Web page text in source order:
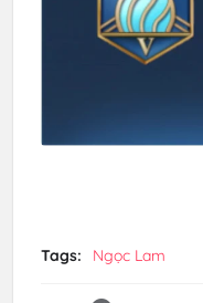
Tags: Ngọc Lam